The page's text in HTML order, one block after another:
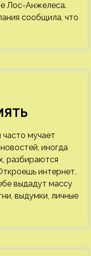
Лос-Анжелеса.
сообщила, что
мучает
иногда
разбираются
интернет,
выдадут массу
выдумки, личные